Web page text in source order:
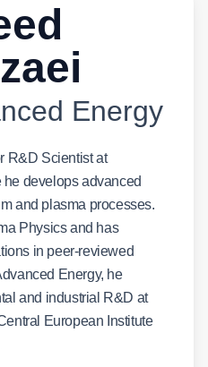
Energy
R&D Scientist at
develops advanced
and plasma processes.
Physics and has
in peer-reviewed
Energy, he
and industrial R&D at
European Institute